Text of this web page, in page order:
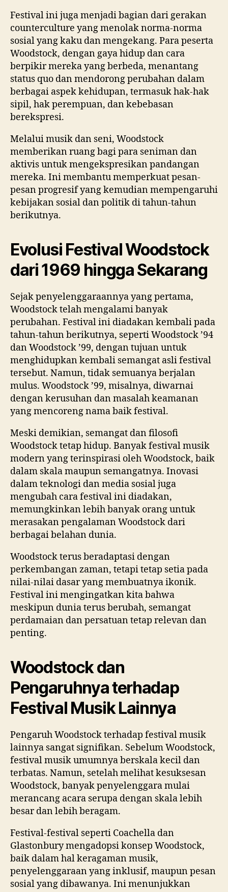
Festival ini juga menjadi bagian dari gerakan
counterculture yang menolak norma-norma
sosial yang kaku dan mengekang. Para peserta
Woodstock, dengan gaya hidup dan cara
berpikir mereka yang berbeda, menantang
status quo dan mendorong perubahan dalam
berbagai aspek kehidupan, termasuk hak-hak
sipil, hak perempuan, dan kebebasan
berekspresi.
Melalui musik dan seni, Woodstock
memberikan ruang bagi para seniman dan
aktivis untuk mengekspresikan pandangan
mereka. Ini membantu memperkuat pesan-
pesan progresif yang kemudian mempengaruhi
kebijakan sosial dan politik di tahun-tahun
berikutnya.
Evolusi Festival Woodstock
dari 1969 hingga Sekarang
Sejak penyelenggaraannya yang pertama,
Woodstock telah mengalami banyak
perubahan. Festival ini diadakan kembali pada
tahun-tahun berikutnya, seperti Woodstock ’94
dan Woodstock ’99, dengan tujuan untuk
menghidupkan kembali semangat asli festival
tersebut. Namun, tidak semuanya berjalan
mulus. Woodstock ’99, misalnya, diwarnai
dengan kerusuhan dan masalah keamanan
yang mencoreng nama baik festival.
Meski demikian, semangat dan filosofi
Woodstock tetap hidup. Banyak festival musik
modern yang terinspirasi oleh Woodstock, baik
dalam skala maupun semangatnya. Inovasi
dalam teknologi dan media sosial juga
mengubah cara festival ini diadakan,
memungkinkan lebih banyak orang untuk
merasakan pengalaman Woodstock dari
berbagai belahan dunia.
Woodstock terus beradaptasi dengan
perkembangan zaman, tetapi tetap setia pada
nilai-nilai dasar yang membuatnya ikonik.
Festival ini mengingatkan kita bahwa
meskipun dunia terus berubah, semangat
perdamaian dan persatuan tetap relevan dan
penting.
Woodstock dan
Pengaruhnya terhadap
Festival Musik Lainnya
Pengaruh Woodstock terhadap festival musik
lainnya sangat signifikan. Sebelum Woodstock,
festival musik umumnya berskala kecil dan
terbatas. Namun, setelah melihat kesuksesan
Woodstock, banyak penyelenggara mulai
merancang acara serupa dengan skala lebih
besar dan lebih beragam.
Festival-festival seperti Coachella dan
Glastonbury mengadopsi konsep Woodstock,
baik dalam hal keragaman musik,
penyelenggaraan yang inklusif, maupun pesan
sosial yang dibawanya. Ini menunjukkan